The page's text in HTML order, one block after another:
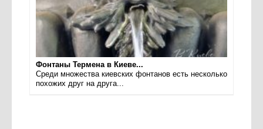
Фонтаны Термена в Киеве...
Среди множества киевских фонтанов есть несколько
похожих друг на друга...